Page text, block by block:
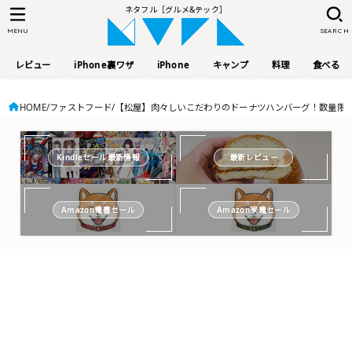
ネタフル［グルメ&テック］
レビュー iPhone裏ワザ iPhone キャンプ 料理 食べる
SEARCH
MENU
HOME ファストフード 【松屋】肉々しいこだわりのドーナツハンバーグ！数量
Kindleセール最新情報 最新レビュー
Amazon電書セール Amazon家電セール